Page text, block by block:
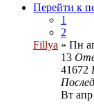
Перейти к
1
2
Fillya » Пн
13
41672
Вт